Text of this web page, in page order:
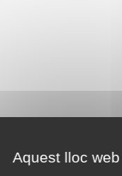
Aquest lloc